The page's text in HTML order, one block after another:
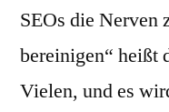
SEOs die
bereinigen“ heißt
Vielen, und es